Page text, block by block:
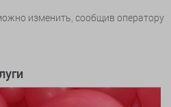
изменить, сообщив оператору